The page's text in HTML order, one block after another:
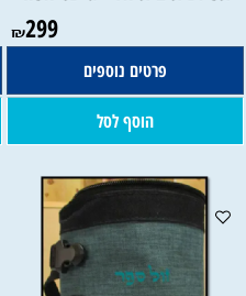
₪299
פרטים נוספים
הוסף לסל